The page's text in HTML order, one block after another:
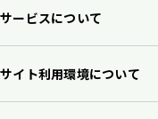
サービスについて
サイト利用環境について